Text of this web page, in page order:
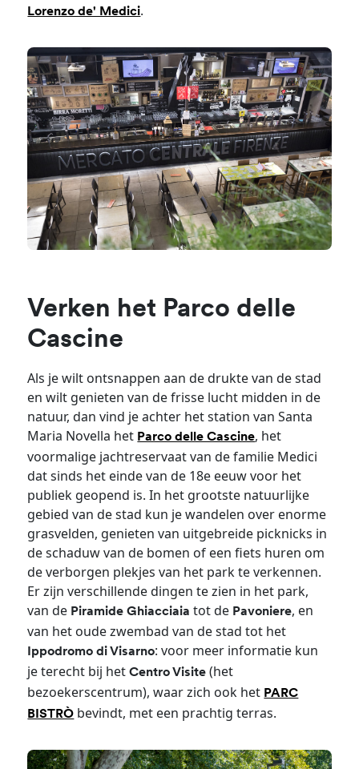
Lorenzo de' Medici.
Verken het Parco delle
Cascine
Als je wilt ontsnappen aan de drukte van de stad
en wilt genieten van de frisse lucht midden in de
natuur, dan vind je achter het station van Santa
Maria Novella het Parco delle Cascine, het
voormalige jachtreservaat van de familie Medici
dat sinds het einde van de 18e eeuw voor het
publiek geopend is. In het grootste natuurlijke
gebied van de stad kun je wandelen over enorme
grasvelden, genieten van uitgebreide picknicks in
de schaduw van de bomen of een fiets huren om
de verborgen plekjes van het park te verkennen.
Er zijn verschillende dingen te zien in het park,
van de Piramide Ghiacciaia tot de Pavoniere, en
van het oude zwembad van de stad tot het
Ippodromo di Visarno: voor meer informatie kun
je terecht bij hetCentro Visite (het
bezoekerscentrum), waar zich ook het PARC
BISTRÒ bevindt, met een prachtig terras.